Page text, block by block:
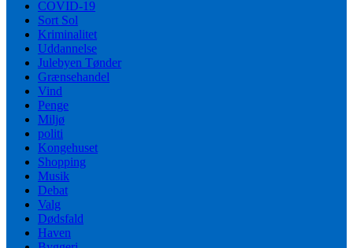
COVID-19
Sort Sol
Kriminalitet
Uddannelse
Julebyen Tønder
Grænsehandel
Vind
Penge
Miljø
politi
Kongehuset
Shopping
Musik
Debat
Valg
Dødsfald
Haven